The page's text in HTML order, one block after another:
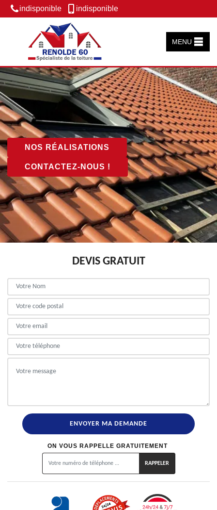
indisponible indisponible
MENU
NOS RÉALISATIONS
CONTACTEZ-NOUS !
DEVIS GRATUIT
ON VOUS RAPPELLE GRATUITEMENT